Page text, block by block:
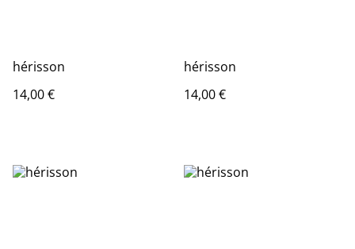
hérisson
14,00 €
hérisson
14,00 €